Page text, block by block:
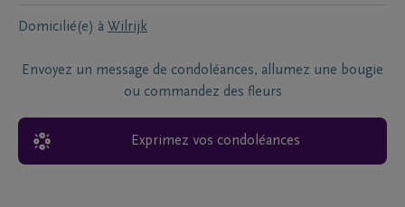
Domicilié(e) à Wilrijk
Envoyez un message de condoléances, allumez une bougie
ou commandez des fleurs
Exprimez vos condoléances